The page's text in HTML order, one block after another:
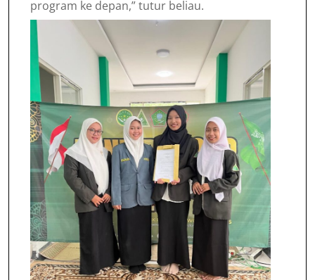
program ke depan,” tutur beliau.